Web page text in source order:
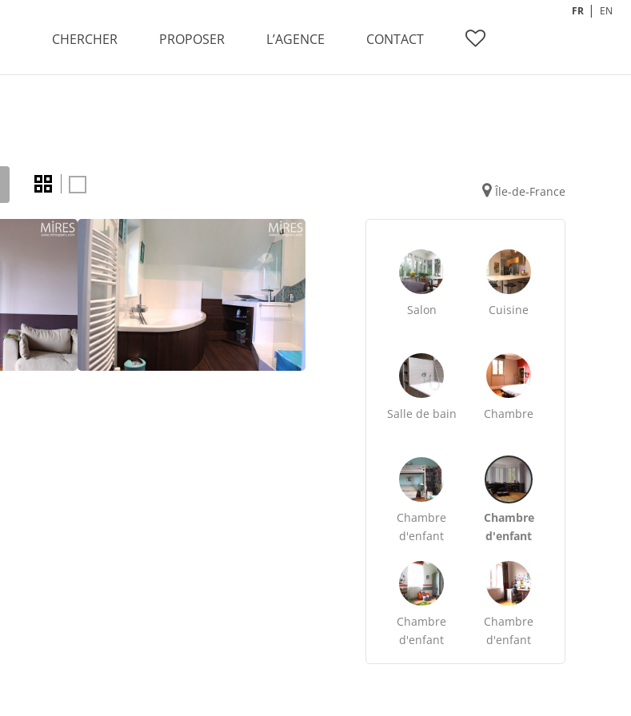
CHERCHER PROPOSER L’AGENCE CONTACT
FR EN
Île-de-France
Salon Cuisine
Salle de bain Chambre
Chambre
d'enfant
Chambre
d'enfant
Chambre
d'enfant
Chambre
d'enfant